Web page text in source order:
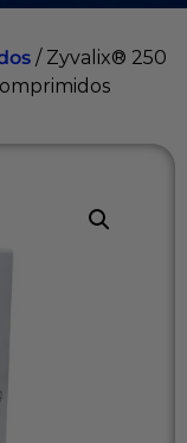
/ Zyvalix® 250